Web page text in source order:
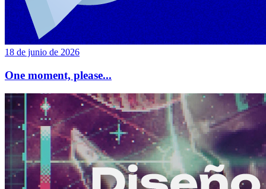
18 de junio de 2026
One moment, please...